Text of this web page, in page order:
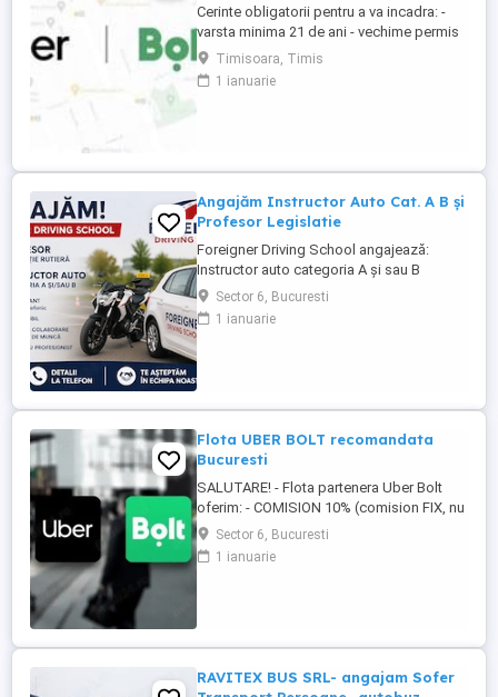
Cerinte obligatorii pentru a va incadra: -
varsta minima 21 de ani - vechime permis
minim 2 ani - cazier judiciar curat -Masina
personala, mai noua de anul 2012 inclusiv,
in 4 usi. ( Pentru cine nu are masina
Timisoara, Timis
1 ianuarie
Angajăm Instructor Auto Cat. A B și
Profesor Legislatie
Foreigner Driving School angajează:
Instructor auto categoria A și sau B
Profesor de legislație rutieră Cerințe:
Atestat profesional valabil Seriozitate și
responsabilitate Abilități bune de
Sector 6, Bucuresti
1 ianuarie
Flota UBER BOLT recomandata
Bucuresti
SALUTARE! - Flota partenera Uber Bolt
oferim: - COMISION 10% (comision FIX, nu
se schimba) -Carte de munca obligatorie (
4h 8h) Se face dovada lunara a achitarii
contributiilor. - Se ofera casa de marcat! -
Sector 6, Bucuresti
1 ianuarie
RAVITEX BUS SRL- angajam Sofer